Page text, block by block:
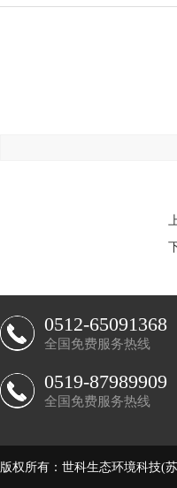
0512-65091368
全国免费服务热线
0519-87989909
全国免费服务热线
版权所有：世科生态环境科技(